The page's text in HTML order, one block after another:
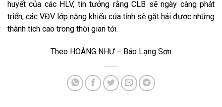
huyết của các HLV, tin tưởng rằng CLB sẽ ngày càng phát
triển, các VĐV lớp năng khiếu của tỉnh sẽ gặt hái được những
thành tích cao trong thời gian tới.
Theo HOÀNG NHƯ – Báo Lạng Sơn